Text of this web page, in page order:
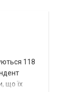
118
що їх